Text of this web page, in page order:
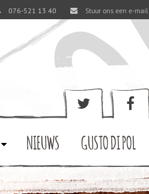
076-521 13 40 Stuur ons een e-mail
NIEUWS GUSTO DI POL